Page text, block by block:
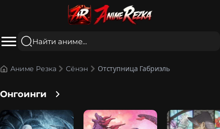
Аниме Резка Сёнэн Отступница Габриэль
Онгоинги